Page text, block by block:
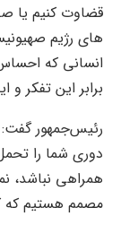
قضاوت کنیم یا
های رژیم
انسانی که
برابر این تفکر و
رئیس‌جمهور گفت:
دوری شما را
همراهی نباشد،
مصمم هستیم که